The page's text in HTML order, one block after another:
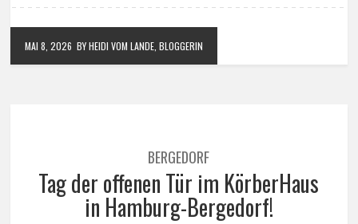
MAI 8, 2026 BY HEIDI VOM LANDE, BLOGGERIN
BERGEDORF
Tag der offenen Tür im KörberHaus
in Hamburg-Bergedorf!